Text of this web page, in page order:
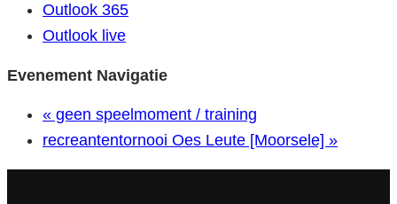
Outlook 365
Outlook live
Evenement Navigatie
« geen speelmoment / training
recreantentornooi Oes Leute [Moorsele] »